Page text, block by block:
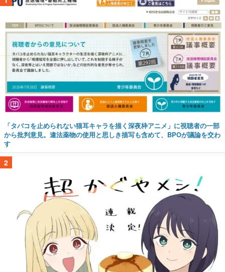
「タバコを止められない猫耳キャラを描く深夜枠アニメ」に視聴者の一部
から批判意見。違法薬物の使用と思しき描写も含めて、BPOが議論を交わ
す
2